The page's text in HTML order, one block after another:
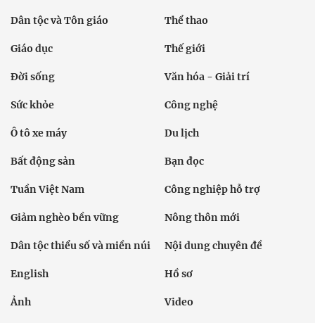
Dân tộc và Tôn giáo Thể thao
Giáo dục Thế giới
Đời sống Văn hóa - Giải trí
Sức khỏe Công nghệ
Ô tô xe máy Du lịch
Bất động sản Bạn đọc
Tuần Việt Nam Công nghiệp hỗ trợ
Giảm nghèo bền vững Nông thôn mới
Dân tộc thiểu số và miền núi Nội dung chuyên đề
English Hồ sơ
Ảnh Video